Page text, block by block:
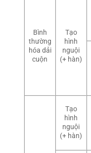
Bình
thường
hóa dải
cuộn
Tạo
hình
nguội
(+ hàn)
Tạo
hình
nguội
(+ hàn)